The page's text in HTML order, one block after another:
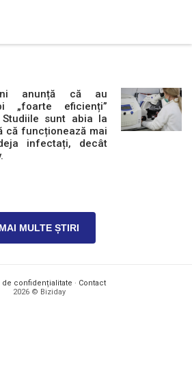
anunță că au
„foarte eficienți”
Studiile sunt abia la
că funcționează mai
infectați, decât
MAI MULTE ȘTIRI
de confidențialitate · Contact
2026 © Biziday